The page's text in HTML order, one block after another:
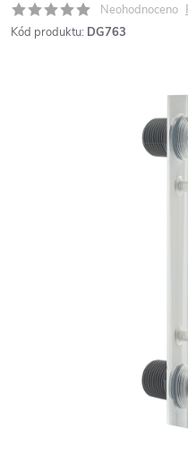
Neohodnoceno
Kód produktu: DG763